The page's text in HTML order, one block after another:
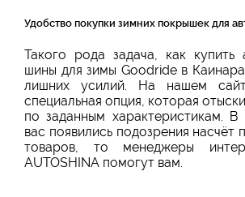
Удобство покупки зимних покрышек для
Такого рода задача, как купить
шины для зимы Goodride в
лишних усилий. На нашем
специальная опция, которая
по заданным характеристикам.
вас появились подозрения насчёт
товаров, то менеджеры
AUTOSHINA помогут вам.